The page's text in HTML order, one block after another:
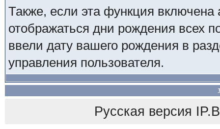
Также, если эта функция
отображаться дни рождения всех
ввели дату вашего рождения в
управления пользователя.
Русская версия